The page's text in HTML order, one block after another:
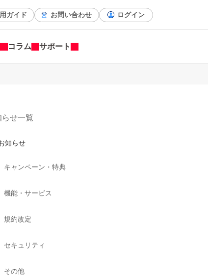
ガイド お問い合わせ ログイン
コラム サポート
らせ一覧
知らせ
キャンペーン・特典
機能・サービス
規約改定
セキュリティ
その他